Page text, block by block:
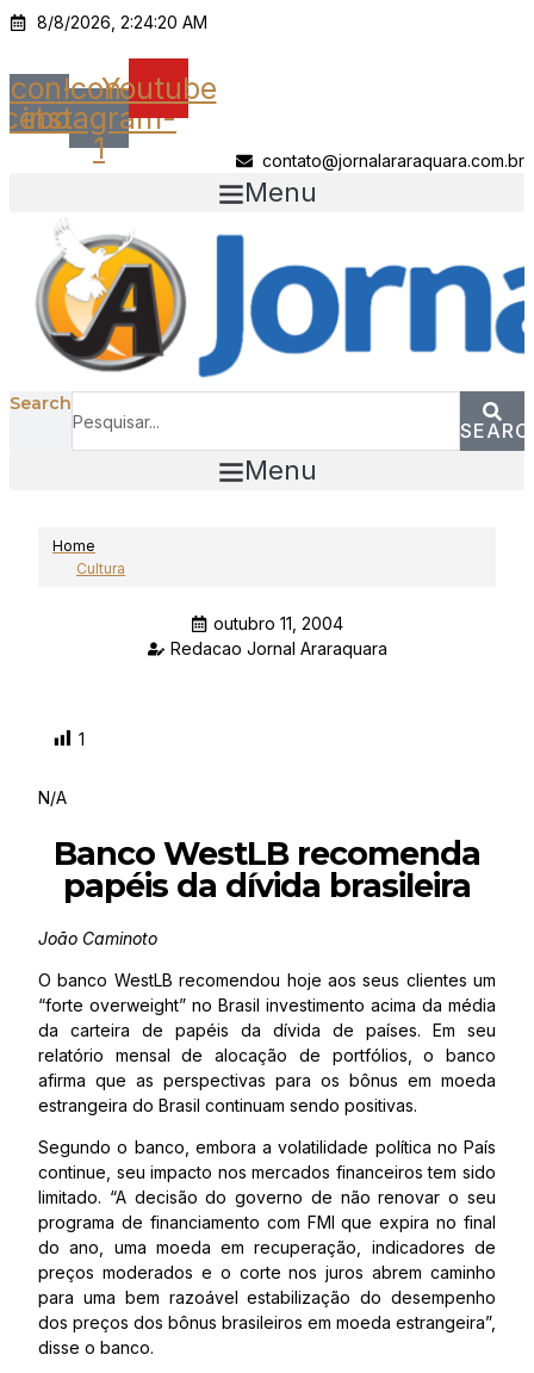
Ir
o
conteúdo
8/8/2026, 2:24:20 AM
Icon-Icon-
instagram-
1
Youtube
contato@jornalararaquara.com.br
Menu
Search
Menu
Home
Cultura
outubro 11, 2004
Redacao Jornal Araraquara
1
N/A
Banco WestLB recomenda
papéis da dívida brasileira
João Caminoto
O banco WestLB recomendou hoje aos seus clientes um
“forte overweight” no Brasil investimento acima da média
da carteira de papéis da dívida de países. Em seu
relatório mensal de alocação de portfólios, o banco
afirma que as perspectivas para os bônus em moeda
estrangeira do Brasil continuam sendo positivas.
Segundo o banco, embora a volatilidade política no País
continue, seu impacto nos mercados financeiros tem sido
limitado. “A decisão do governo de não renovar o seu
programa de financiamento com FMI que expira no final
do ano, uma moeda em recuperação, indicadores de
preços moderados e o corte nos juros abrem caminho
para uma bem razoável estabilização do desempenho
dos preços dos bônus brasileiros em moeda estrangeira”,
disse o banco.